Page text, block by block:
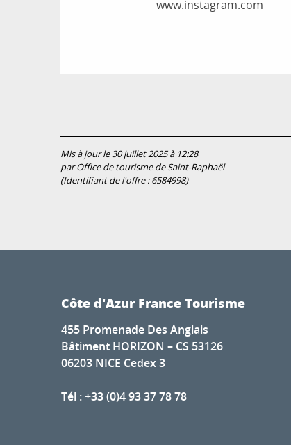
www.instagram.com
Mis à jour le 30 juillet 2025 à 12:28
par Office de tourisme de Saint-Raphaël
(Identifiant de l'offre :6584998)
Côte d'Azur France Tourisme
455 Promenade Des Anglais
Bâtiment HORIZON – CS 53126
06203 NICE Cedex 3
Tél : +33 (0)4 93 37 78 78